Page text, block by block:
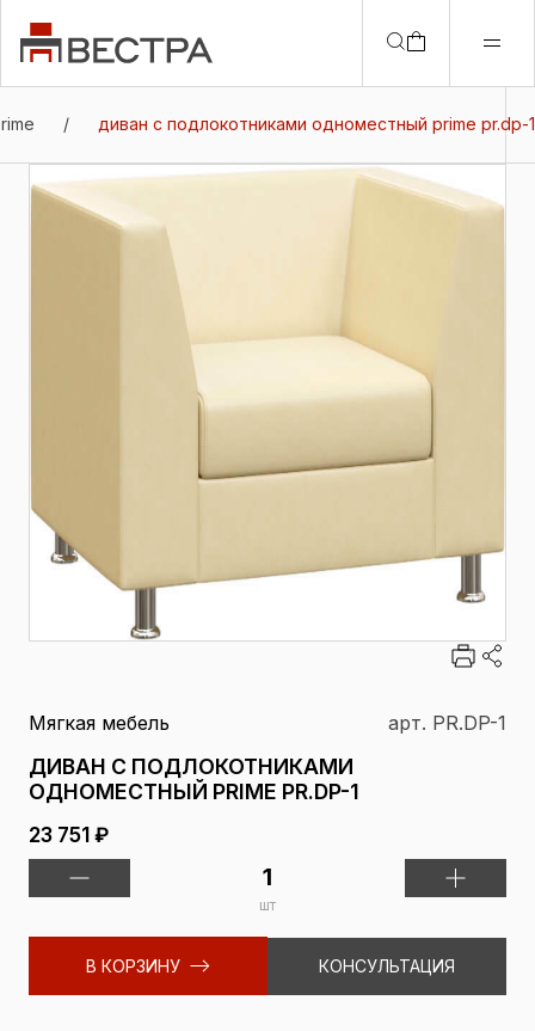
/ диван с подлокотниками одноместный prime pr.dp-1
Мягкая мебель арт. PR.DP-1
ДИВАН С ПОДЛОКОТНИКАМИ
ОДНОМЕСТНЫЙ PRIME PR.DP-1
23 751 ₽
шт
В КОРЗИНУ КОНСУЛЬТАЦИЯ